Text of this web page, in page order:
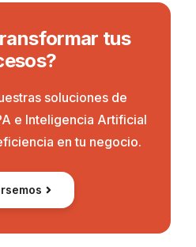
ransformar tus
esos?
soluciones de
e Inteligencia Artificial
en tu negocio.